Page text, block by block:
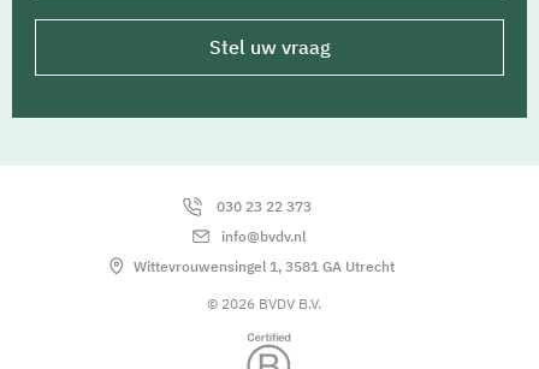
Stel uw vraag
030 23 22 373
info@bvdv.nl
Wittevrouwensingel 1, 3581 GA Utrecht
© 2026 BVDV B.V.